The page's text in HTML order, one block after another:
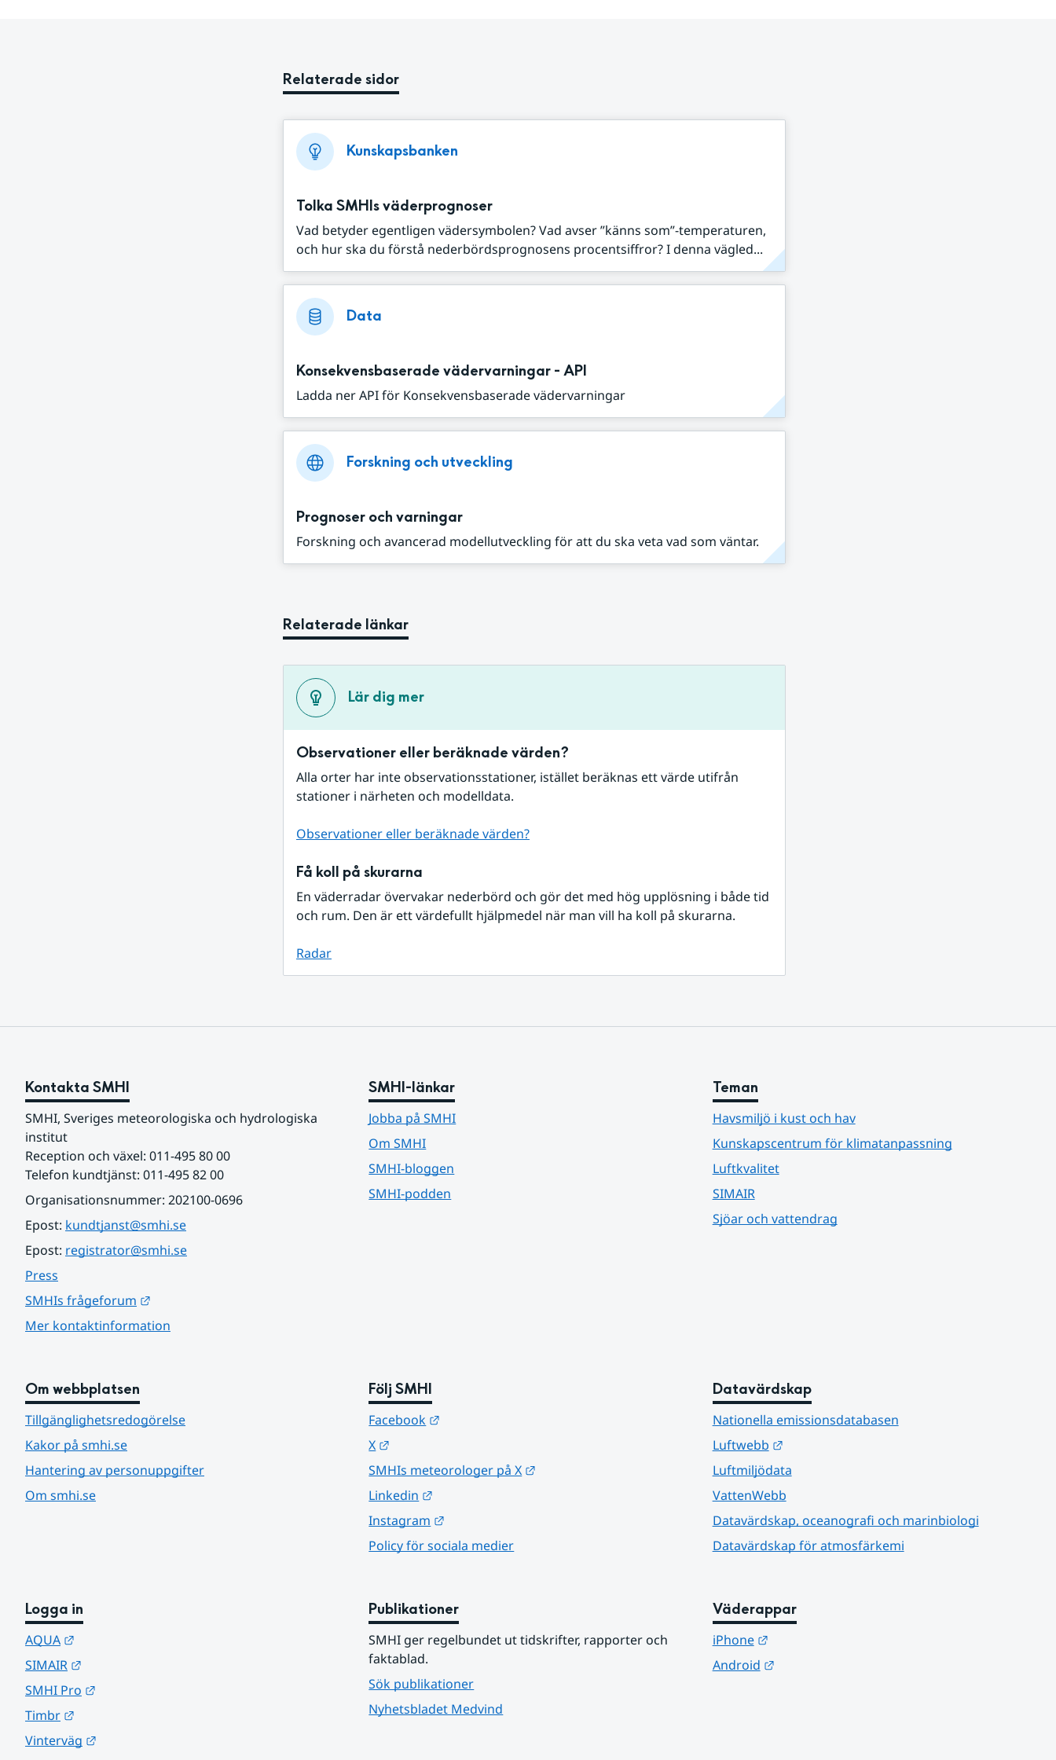
Relaterade sidor
Kunskapsbanken
Tolka SMHIs väderprognoser
Vad betyder egentligen vädersymbolen? Vad avser ”känns som”-temperaturen,
och hur ska du förstå nederbördsprognosens procentsiffror? I denna vägled...
Data
Konsekvensbaserade vädervarningar - API
Ladda ner API för Konsekvensbaserade vädervarningar
Forskning och utveckling
Prognoser och varningar
Forskning och avancerad modellutveckling för att du ska veta vad som väntar.
Relaterade länkar
Lär dig mer
Observationer eller beräknade värden?
Alla orter har inte observationsstationer, istället beräknas ett värde utifrån
stationer i närheten och modelldata.
Observationer eller beräknade värden?
Få koll på skurarna
En väderradar övervakar nederbörd och gör det med hög upplösning i både tid
och rum. Den är ett värdefullt hjälpmedel när man vill ha koll på skurarna.
Radar
Kontakta SMHI
SMHI, Sveriges meteorologiska och hydrologiska
institut
Reception och växel: 011-495 80 00
Telefon kundtjänst: 011-495 82 00
Organisationsnummer: 202100-0696
Epost: kundtjanst@smhi.se
Epost: registrator@smhi.se
Press
SMHIs frågeforum
Mer kontaktinformation
SMHI-länkar
Jobba på SMHI
Om SMHI
SMHI-bloggen
SMHI-podden
Teman
Havsmiljö i kust och hav
Kunskapscentrum för klimatanpassning
Luftkvalitet
SIMAIR
Sjöar och vattendrag
Om webbplatsen
Tillgänglighetsredogörelse
Kakor på smhi.se
Hantering av personuppgifter
Om smhi.se
Följ SMHI
Facebook
X
SMHIs meteorologer på X
Linkedin
Instagram
Policy för sociala medier
Datavärdskap
Nationella emissionsdatabasen
Luftwebb
Länk till annan webbplats.
Luftmiljödata
VattenWebb
Datavärdskap, oceanografi och marinbiologi
Datavärdskap för atmosfärkemi
Logga in
AQUA
SIMAIR
SMHI Pro
Timbr
Vinterväg
Publikationer
SMHI ger regelbundet ut tidskrifter, rapporter och
faktablad.
Sök publikationer
Nyhetsbladet Medvind
Väderappar
iPhone
Länk till annan webbplats.
Android
Länk till annan webbplats.